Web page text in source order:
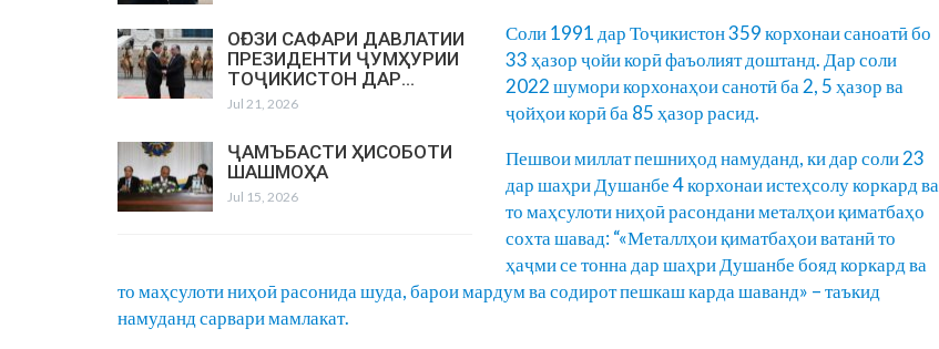
ОҒОЗИ САФАРИ ДАВЛАТИИ
ПРЕЗИДЕНТИ ҶУМҲУРИИ
ТОҶИКИСТОН ДАР…
Jul 21, 2026
ҶАМЪБАСТИ ҲИСОБОТИ
ШАШМОҲА
Jul 15, 2026
Соли 1991 дар Тоҷикистон 359 корхонаи саноатӣ бо
33 ҳазор ҷойи корӣ фаъолият доштанд. Дар соли
2022 шумори корхонаҳои санотӣ ба 2, 5 ҳазор ва
ҷойҳои корӣ ба 85 ҳазор расид.
Пешвои миллат пешниҳод намуданд, ки дар соли 23
дар шаҳри Душанбе 4 корхонаи истеҳсолу коркард ва
то маҳсулоти ниҳоӣ расондани металҳои қиматбаҳо
сохта шавад: “«Металлҳои қиматбаҳои ватанӣ то
ҳаҷми се тонна дар шаҳри Душанбе бояд коркард ва
то маҳсулоти ниҳоӣ расонида шуда, барои мардум ва содирот пешкаш карда шаванд» – таъкид
намуданд сарвари мамлакат.